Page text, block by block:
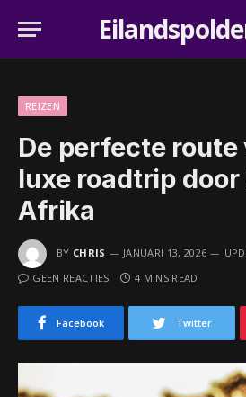
REIZEN
De perfecte route
luxe roadtrip
Afrika
BY CHRIS JANUARI 13, 2026
GEEN REACTIES
4 MINS READ
Facebook Twitter